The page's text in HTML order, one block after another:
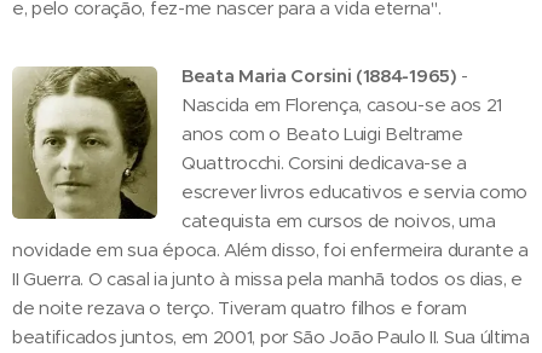
e, pelo coração, fez-me nascer para a vida eterna".
Beata Maria Corsini (1884-1965) -
Nascida em Florença, casou-se aos 21
anos com o Beato Luigi Beltrame
Quattrocchi. Corsini dedicava-se a
escrever livros educativos e servia como
catequista em cursos de noivos, uma
novidade em sua época. Além disso, foi enfermeira durante a
II Guerra. O casal ia junto à missa pela manhã todos os dias, e
de noite rezava o terço. Tiveram quatro filhos e foram
beatificados juntos, em 2001, por São João Paulo II. Sua última